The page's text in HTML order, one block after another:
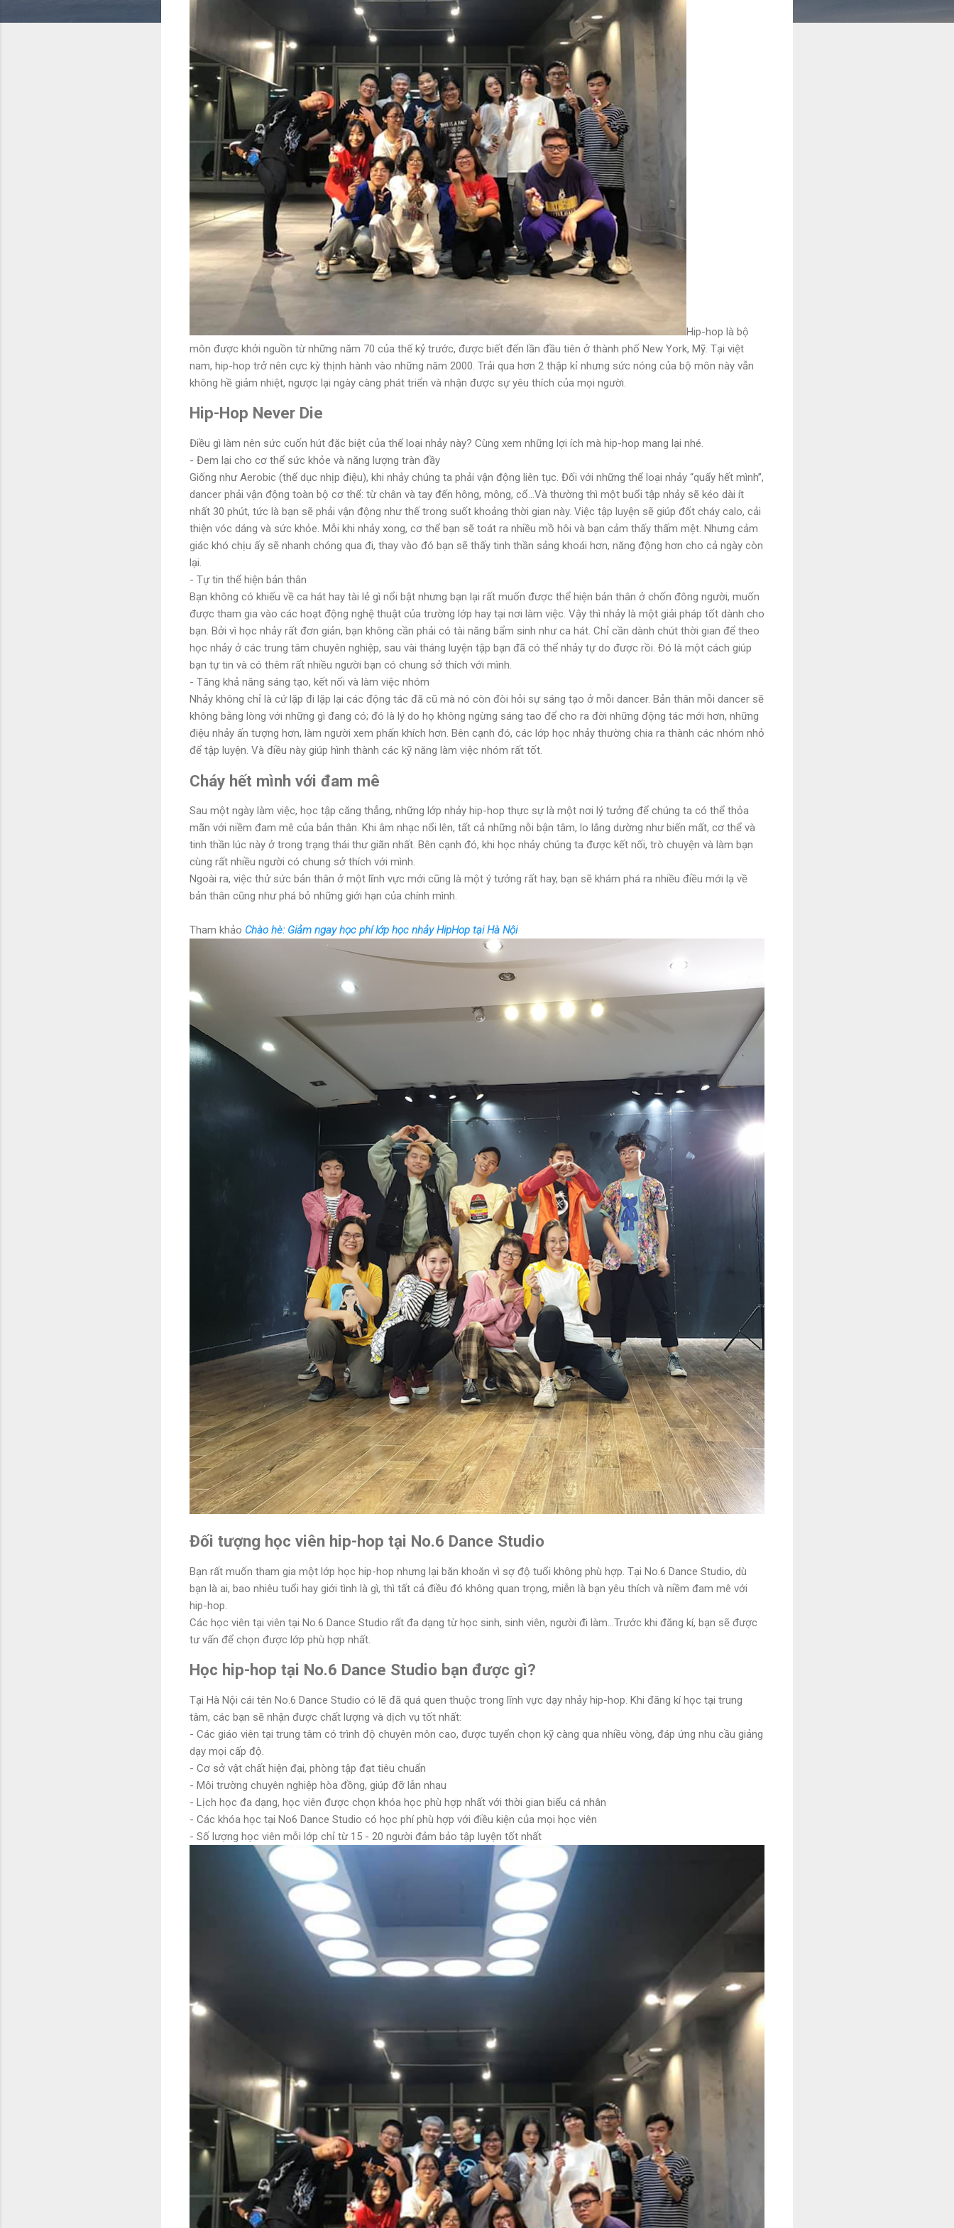
Hip-hop là bộ
môn được khởi nguồn từ những năm 70 của thế kỷ trước, được biết đến lần đầu tiên ở thành phố New York, Mỹ. Tại việt
nam, hip-hop trở nên cực kỳ thịnh hành vào những năm 2000. Trải qua hơn 2 thập kỉ nhưng sức nóng của bộ môn này vẫn
không hề giảm nhiệt, ngược lại ngày càng phát triển và nhận được sự yêu thích của mọi người.
Hip-Hop Never Die
Điều gì làm nên sức cuốn hút đặc biệt của thể loại nhảy này? Cùng xem những lợi ích mà hip-hop mang lại nhé.
- Đem lại cho cơ thể sức khỏe và năng lượng tràn đầy
Giống như Aerobic (thể dục nhịp điệu), khi nhảy chúng ta phải vận động liên tục. Đối với những thể loại nhảy “quẩy hết mình”,
dancer phải vận động toàn bộ cơ thể: từ chân và tay đến hông, mông, cổ...Và thường thì một buổi tập nhảy sẽ kéo dài ít
nhất 30 phút, tức là bạn sẽ phải vận động như thế trong suốt khoảng thời gian này. Việc tập luyện sẽ giúp đốt cháy calo, cải
thiện vóc dáng và sức khỏe. Mỗi khi nhảy xong, cơ thể bạn sẽ toát ra nhiều mồ hôi và bạn cảm thấy thấm mệt. Nhưng cảm
giác khó chịu ấy sẽ nhanh chóng qua đi, thay vào đó bạn sẽ thấy tinh thần sảng khoái hơn, năng động hơn cho cả ngày còn
lại.
- Tự tin thể hiện bản thân
Bạn không có khiếu về ca hát hay tài lẻ gì nổi bật nhưng bạn lại rất muốn được thể hiện bản thân ở chốn đông người, muốn
được tham gia vào các hoạt động nghệ thuật của trường lớp hay tại nơi làm việc. Vậy thì nhảy là một giải pháp tốt dành cho
bạn. Bởi vì học nhảy rất đơn giản, bạn không cần phải có tài năng bẩm sinh như ca hát. Chỉ cần dành chút thời gian để theo
học nhảy ở các trung tâm chuyên nghiệp, sau vài tháng luyện tập bạn đã có thể nhảy tự do được rồi. Đó là một cách giúp
bạn tự tin và có thêm rất nhiều người bạn có chung sở thích với mình.
- Tăng khả năng sáng tạo, kết nối và làm việc nhóm
Nhảy không chỉ là cứ lặp đi lặp lại các động tác đã cũ mà nó còn đòi hỏi sự sáng tạo ở mỗi dancer. Bản thân mỗi dancer sẽ
không bằng lòng với những gì đang có; đó là lý do họ không ngừng sáng tao để cho ra đời những động tác mới hơn, những
điệu nhảy ấn tượng hơn, làm người xem phấn khích hơn. Bên cạnh đó, các lớp học nhảy thường chia ra thành các nhóm nhỏ
để tập luyện. Và điều này giúp hình thành các kỹ năng làm việc nhóm rất tốt.
Cháy hết mình với đam mê
Sau một ngày làm việc, học tập căng thẳng, những lớp nhảy hip-hop thực sự là một nơi lý tưởng để chúng ta có thể thỏa
mãn với niềm đam mê của bản thân. Khi âm nhạc nổi lên, tất cả những nỗi bận tâm, lo lắng dường như biến mất, cơ thể và
tinh thần lúc này ở trong trạng thái thư giãn nhất. Bên cạnh đó, khi học nhảy chúng ta được kết nối, trò chuyện và làm bạn
cùng rất nhiều người có chung sở thích với mình.
Ngoài ra, việc thử sức bản thân ở một lĩnh vực mới cũng là một ý tưởng rất hay, bạn sẽ khám phá ra nhiều điều mới lạ về
bản thân cũng như phá bỏ những giới hạn của chính mình.
Tham khảo Chào hè: Giảm ngay học phí lớp học nhảy HipHop tại Hà Nội
Đối tượng học viên hip-hop tại No.6 Dance Studio
Bạn rất muốn tham gia một lớp học hip-hop nhưng lại băn khoăn vì sợ độ tuổi không phù hợp. Tại No.6 Dance Studio, dù
bạn là ai, bao nhiêu tuổi hay giới tình là gì, thì tất cả điều đó không quan trọng, miễn là bạn yêu thích và niềm đam mê với
hip-hop.
Các học viên tại viên tại No.6 Dance Studio rất đa dạng từ học sinh, sinh viên, người đi làm...Trước khi đăng kí, bạn sẽ được
tư vấn để chọn được lớp phù hợp nhất.
Học hip-hop tại No.6 Dance Studio bạn được gì?
Tại Hà Nội cái tên No.6 Dance Studio có lẽ đã quá quen thuộc trong lĩnh vực dạy nhảy hip-hop. Khi đăng kí học tại trung
tâm, các bạn sẽ nhận được chất lượng và dịch vụ tốt nhất:
- Các giáo viên tại trung tâm có trình độ chuyên môn cao, được tuyển chọn kỹ càng qua nhiều vòng, đáp ứng nhu cầu giảng
dạy mọi cấp độ.
- Cơ sở vật chất hiện đại, phòng tập đạt tiêu chuẩn
- Môi trường chuyên nghiệp hòa đồng, giúp đỡ lẫn nhau
- Lịch học đa dạng, học viên được chọn khóa học phù hợp nhất với thời gian biểu cá nhân
- Các khóa học tại No6 Dance Studio có học phí phù hợp với điều kiện của mọi học viên
- Số lượng học viên mỗi lớp chỉ từ 15 - 20 người đảm bảo tập luyện tốt nhất